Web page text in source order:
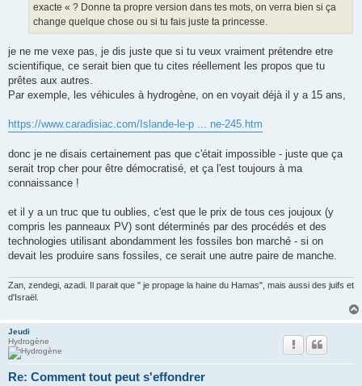
exacte « ? Donne ta propre version dans tes mots, on verra bien si ça
change quelque chose ou si tu fais juste ta princesse.
je ne me vexe pas, je dis juste que si tu veux vraiment prétendre etre
scientifique, ce serait bien que tu cites réellement les propos que tu
prêtes aux autres.
Par exemple, les véhicules à hydrogène, on en voyait déjà il y a 15 ans,
https://www.caradisiac.com/Islande-le-p ... ne-245.htm
donc je ne disais certainement pas que c'était impossible - juste que ça
serait trop cher pour être démocratisé, et ça l'est toujours à ma
connaissance !
et il y a un truc que tu oublies, c'est que le prix de tous ces joujoux (y
compris les panneaux PV) sont déterminés par des procédés et des
technologies utilisant abondamment les fossiles bon marché - si on
devait les produire sans fossiles, ce serait une autre paire de manche.
Zan, zendegi, azadi. Il parait que " je propage la haine du Hamas", mais aussi des juifs et
d'Israël.
Jeudi
Hydrogène
Re: Comment tout peut s'effondrer